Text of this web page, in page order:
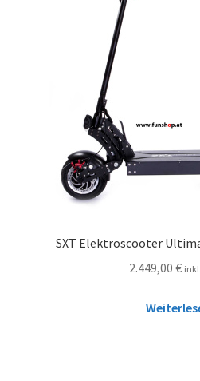
SXT Elektroscooter
2.449,00 €